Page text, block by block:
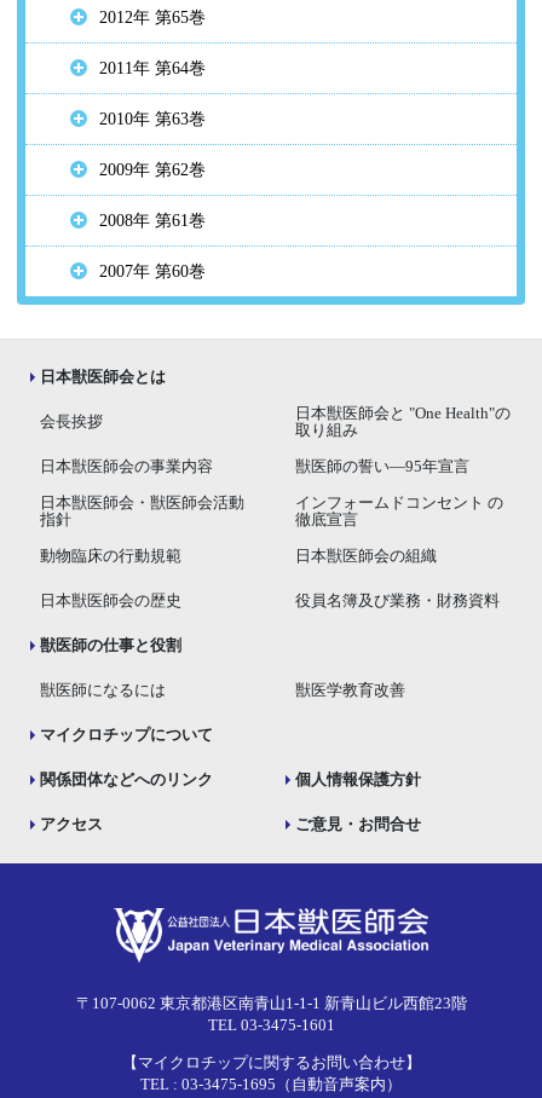
2012年 第65巻
2011年 第64巻
2010年 第63巻
2009年 第62巻
2008年 第61巻
2007年 第60巻
日本獣医師会とは
会長挨拶
日本獣医師会と "One Health"の
取り組み
日本獣医師会の事業内容 獣医師の誓い―95年宣言
日本獣医師会・獣医師会活動
指針
インフォームドコンセント の
徹底宣言
動物臨床の行動規範 日本獣医師会の組織
日本獣医師会の歴史 役員名簿及び業務・財務資料
獣医師の仕事と役割
獣医師になるには 獣医学教育改善
マイクロチップについて
関係団体などへのリンク 個人情報保護方針
アクセス ご意見・お問合せ
〒107-0062 東京都港区南青山1-1-1 新青山ビル西館23階
TEL 03-3475-1601
【マイクロチップに関するお問い合わせ】
TEL : 03-3475-1695（自動音声案内）